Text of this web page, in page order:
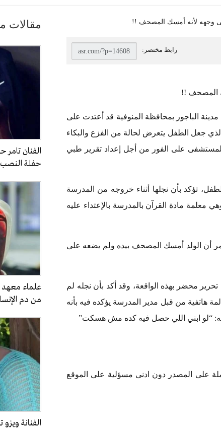
مقالات
الفنان
حفلة النصب
علماء معهد
من دم
الفنانة
المصحف !!
الباجور بمحافظة المنوفية قد أعتدت على
جعل الطفل يتعرض لحالة من الفزع والبكاء
على الفور من أجل إعداد تقرير طبي
تؤكد بأن نجلها أثناء خروجه من المدرسة
مادة القرآن بالمدرسة بالإعتداء عليه
أن الولد أمسك المصحف بيده ولم يضعه على
محضر بهذه الواقعة، وقد أكد بأن نجله لم
هاتفية من قبل مدير المدرسة يؤكده فيه بأنه
“لو ابني اللي حصل فيه كده مش هسكت”
على المصدر دون ادنى مسؤلية على الموقع